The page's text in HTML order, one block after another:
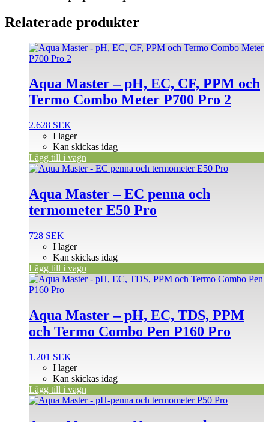
Relaterade produkter
Aqua Master – pH, EC, CF, PPM och
Termo Combo Meter P700 Pro 2
2.628 SEK
I lager
Kan skickas idag
Lägg till i vagn
Aqua Master – EC penna och
termometer E50 Pro
728 SEK
I lager
Kan skickas idag
Lägg till i vagn
Aqua Master – pH, EC, TDS, PPM
och Termo Combo Pen P160 Pro
1.201 SEK
I lager
Kan skickas idag
Lägg till i vagn